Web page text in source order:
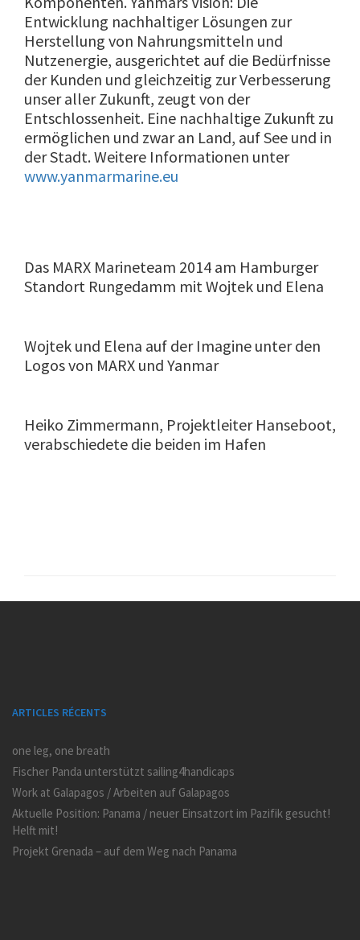
Entwicklung nachhaltiger Lösungen zur
Herstellung von Nahrungsmitteln und
Nutzenergie, ausgerichtet auf die Bedürfnisse
der Kunden und gleichzeitig zur Verbesserung
unser aller Zukunft, zeugt von der
Entschlossenheit. Eine nachhaltige Zukunft zu
ermöglichen und zwar an Land, auf See und in
der Stadt. Weitere Informationen unter
www.yanmarmarine.eu
Das MARX Marineteam 2014 am Hamburger
Standort Rungedamm mit Wojtek und Elena
Wojtek und Elena auf der Imagine unter den
Logos von MARX und Yanmar
Heiko Zimmermann, Projektleiter Hanseboot,
verabschiedete die beiden im Hafen
ARTICLES RÉCENTS
one leg, one breath
Fischer Panda unterstützt sailing4handicaps
Work at Galapagos / Arbeiten auf Galapagos
Aktuelle Position: Panama / neuer Einsatzort im Pazifik gesucht!
Helft mit!
Projekt Grenada – auf dem Weg nach Panama